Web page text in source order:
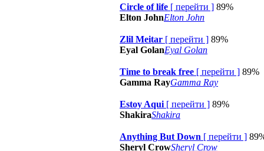
Circle of life [ перейти ] 89%
Elton JohnElton John
Zlil Meitar [ перейти ] 89%
Eyal GolanEyal Golan
Time to break free [ перейти ] 89%
Gamma RayGamma Ray
Estoy Aqui [ перейти ] 89%
ShakiraShakira
Anything But Down [ перейти ]
Sheryl CrowSheryl Crow